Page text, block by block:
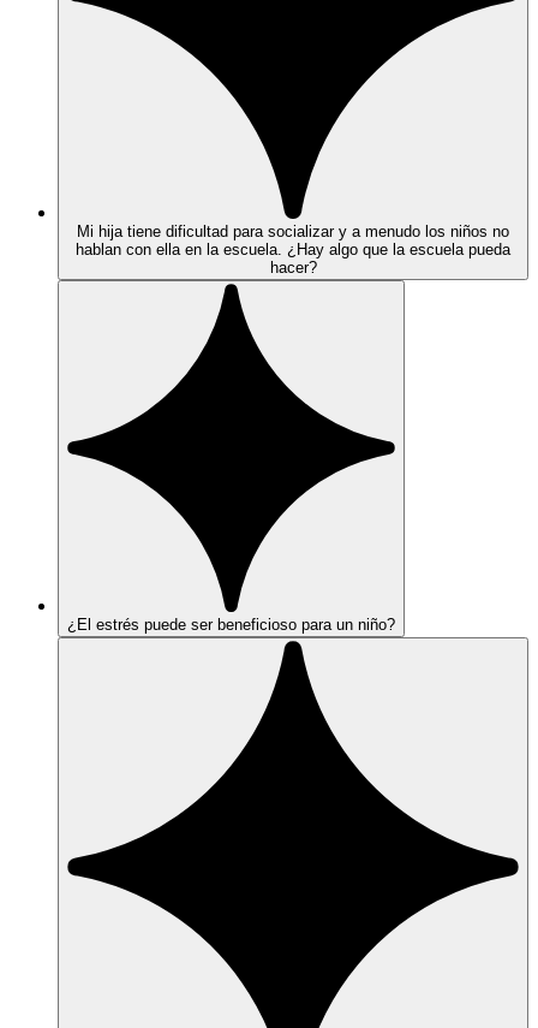
Mi hija tiene dificultad para socializar y a menudo los niños no
hablan con ella en la escuela. ¿Hay algo que la escuela pueda
hacer?
¿El estrés puede ser beneficioso para un niño?